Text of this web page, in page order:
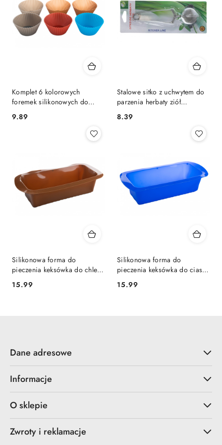
Komplet 6 kolorowych
foremek silikonowych do
muffinek
Cena:
9.89
Stalowe sitko z uchwytem do
parzenia herbaty ziół
szczypce
Cena:
8.39
Silikonowa forma do
pieczenia keksówka do chleba
Cena:
15.99
Silikonowa forma do
pieczenia keksówka do ciasta
Cena:
15.99
Dane adresowe
Informacje
O sklepie
Zwroty i reklamacje